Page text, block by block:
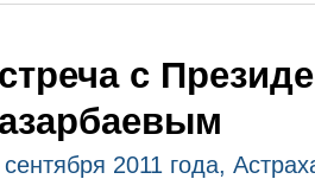
с
2011 года,